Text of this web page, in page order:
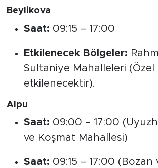
Beylikova
Saat: 09:15 – 17:00
Etkilenecek Bölgeler:
Sultaniye Mahalleleri
etkilenecektir).
Alpu
Saat: 09:00 – 17:00
ve Koşmat Mahallesi)
Saat: 09:15 – 17:00 (Bozan